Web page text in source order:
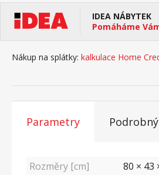
IDEA NÁBYTEK
Pomáháme
Nákup na splátky: kalkulace Home
Parametry
Rozměry [cm]
80 × 43